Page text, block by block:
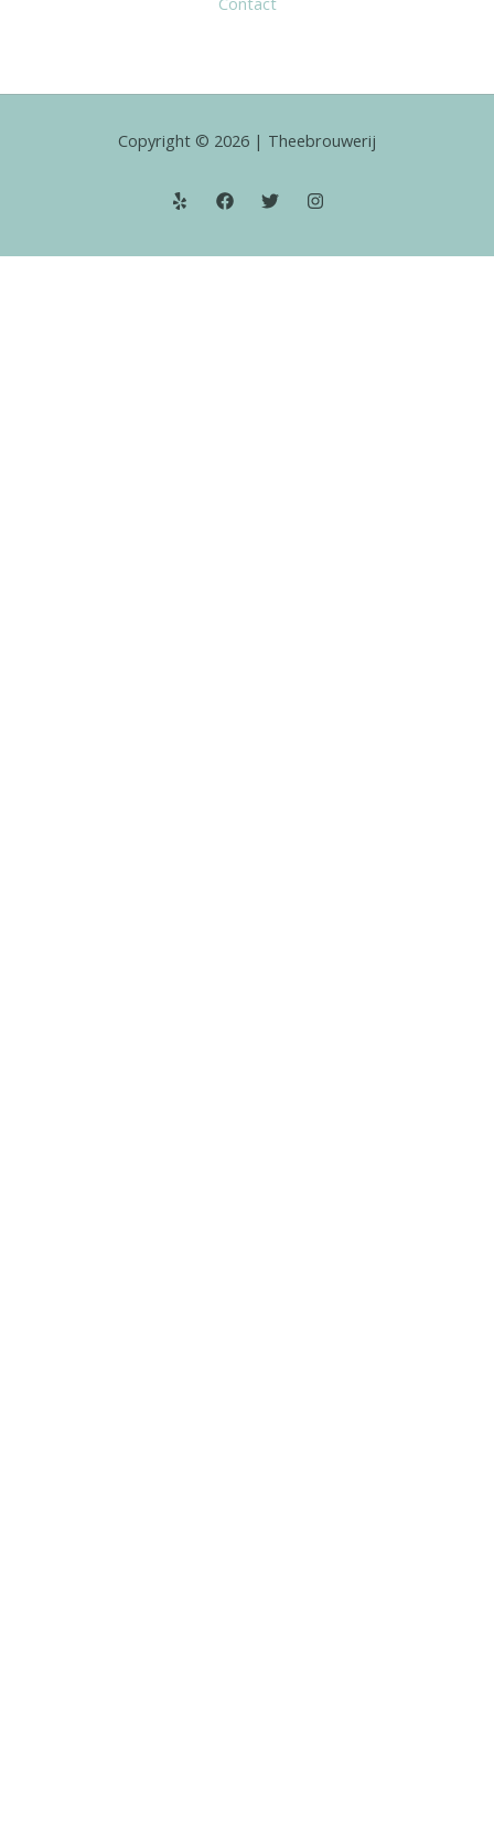
Copyright © 2026 | Theebrouwerij